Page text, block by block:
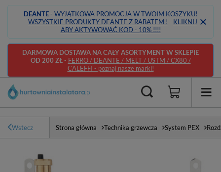
DEANTE- WYJĄTKOWA PROMOCJA W TWOIM KOSZYKU!
- WSZYSTKIE PRODUKTY DEANTE Z RABATEM ! - KLIKNIJ
ABY AKTYWOWAĆ KOD - 10% !!!!
DARMOWA DOSTAWA NA CAŁY ASORTYMENT W SKLEPIE
OD 200 ZŁ- FERRO / DEANTE / MELT / USTM / CX80 /
CALEFFI - poznaj nasze marki!
Wstecz Strona główna Technika grzewcza System PEX